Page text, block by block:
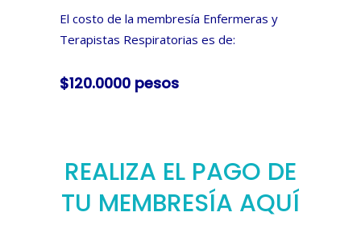
El costo de la membresía Enfermeras y
Terapistas Respiratorias es de:
$120.0000 pesos
REALIZA EL PAGO DE
TU MEMBRESÍA AQUÍ